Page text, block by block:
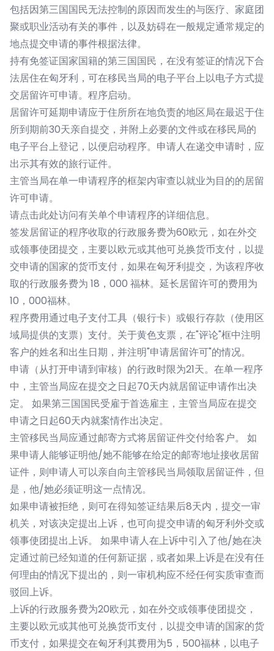
包括因第三国国民无法控制的原因而发生的与医疗、家庭团
聚或职业活动有关的事件，以及妨碍在一般规定通常规定的
地点提交申请的事件根据法律。
持有免签证国家国籍的第三国国民，在没有签证的情况下合
法居住在匈牙利，可在移民当局的电子平台上以电子方式提
交居留许可申请。程序启动。
居留许可延期申请应于住所所在地负责的地区局在最迟于住
所到期前30天亲自提交，并附上必要的文件或在移民局的
电子平台上登记，以便启动程序。申请人在递交申请时，应
出示其有效的旅行证件。
主管当局在单一申请程序的框架内审查以就业为目的的居留
许可申请。
请点击此处访问有关单个申请程序的详细信息。
签发居留证的程序收取的行政服务费为60欧元，如在外交
或领事使团提交，主要以欧元或其他可兑换货币支付，以提
交申请的国家的货币支付，如果在匈牙利提交，为该程序收
取的行政服务费为 18，000 福林。延长居留许可的费用为
10，000福林。
程序费用通过电子支付工具（银行卡）或银行存款（使用区
域局提供的支票）支付。关于黄色支票，在"评论"框中注明
客户的姓名和出生日期，并注明"申请居留许可"的情况。
申请（从打开申请到审核）的行政时限为21天。在单一程序
中，主管当局应在提交之日起70天内就居留证申请作出决
定。 如果第三国国民受雇于首选雇主，主管当局应在提交
申请之日起60天内就案情作出决定。
主管移民当局应通过邮寄方式将居留证件交付给客户。 如
果申请人能够证明他/她不能够在给定的邮寄地址接收居留
证件，则申请人可以亲自向主管移民当局领取居留证件，但
是，他/她必须证明这一点情况。
如果申请被拒绝，则可在得知签证结果后8天内，提交一审
机关，对该决定提出上诉，也可向提交申请的匈牙利外交或
领事使团提出上诉。 如果申请人在上诉中引入了他/她在决
定通过前已经知道的任何新证据，或者如果上诉是在没有任
何理由的情况下提出的，则一审机构应不经任何实质审查而
驳回上诉。
上诉的行政服务费为20欧元，如在外交或领事使团提交，
主要以欧元或其他可兑换货币支付，以提交申请的国家的货
币支付，如果提交在匈牙利其费用为5，500福林，以电子